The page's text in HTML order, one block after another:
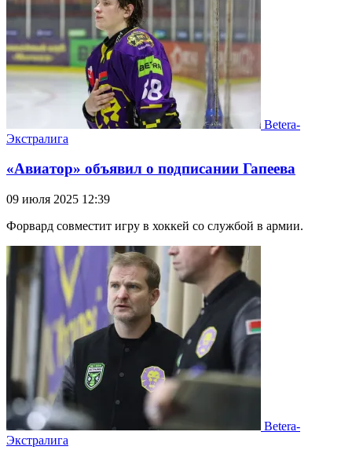
Betera-
Экстралига
«Авиатор» объявил о подписании Гапеева
09 июля 2025 12:39
Форвард совместит игру в хоккей со службой в армии.
Betera-
Экстралига